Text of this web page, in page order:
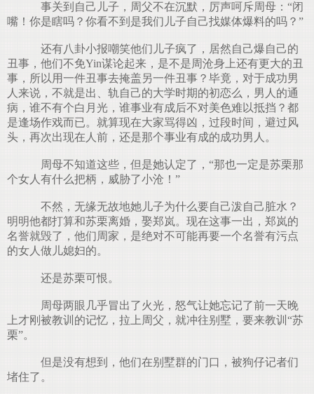
事关到自己儿子，周父不在沉默，厉声呵斥周母：“闭
嘴！你是瞎吗？你看不到是我们儿子自己找媒体爆料的吗？”
还有八卦小报嘲笑他们儿子疯了，居然自己爆自己的
丑事，他们不免Yin谋论起来，是不是周沧身上还有更大的丑
事，所以用一件丑事去掩盖另一件丑事？毕竟，对于成功男
人来说，不就是出、轨自己的大学时期的初恋么，男人的通
病，谁不有个白月光，谁事业有成后不对美色难以抵挡？都
是逢场作戏而已。就算现在大家骂得凶，过段时间，避过风
头，再次出现在人前，还是那个事业有成的成功男人。
周母不知道这些，但是她认定了，“那也一定是苏栗那
个女人有什么把柄，威胁了小沧！”
不然，无缘无故地她儿子为什么要自己泼自己脏水？
明明他都打算和苏栗离婚，娶郑岚。现在这事一出，郑岚的
名誉就毁了，他们周家，是绝对不可能再要一个名誉有污点
的女人做儿媳妇的。
还是苏栗可恨。
周母两眼几乎冒出了火光，怒气让她忘记了前一天晚
上才刚被教训的记忆，拉上周父，就冲往别墅，要来教训“苏
栗”。
但是没有想到，他们在别墅群的门口，被狗仔记者们
堵住了。